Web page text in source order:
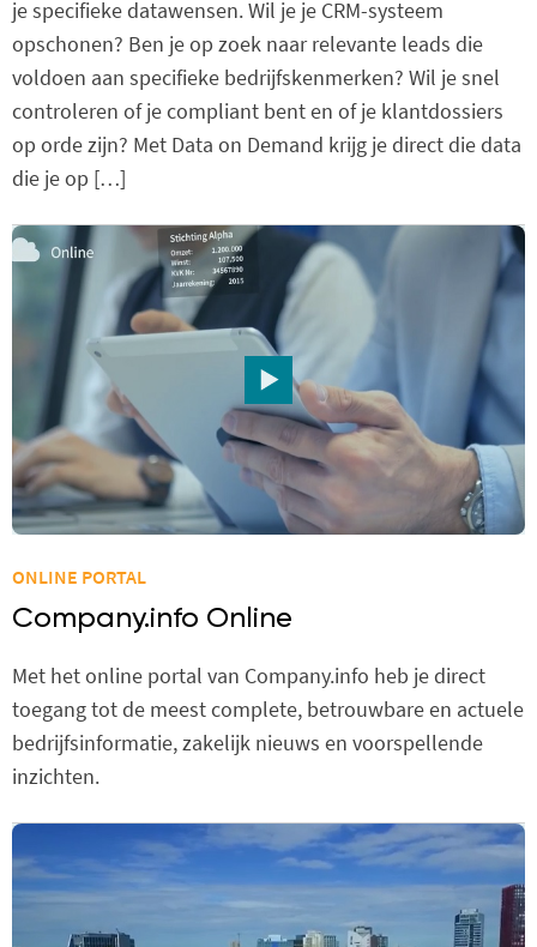
je specifieke datawensen. Wil je je CRM-systeem
opschonen? Ben je op zoek naar relevante leads die
voldoen aan specifieke bedrijfskenmerken? Wil je snel
controleren of je compliant bent en of je klantdossiers
op orde zijn? Met Data on Demand krijg je direct die data
die je op […]
ONLINE PORTAL
Company.info Online
Met het online portal van Company.info heb je direct
toegang tot de meest complete, betrouwbare en actuele
bedrijfsinformatie, zakelijk nieuws en voorspellende
inzichten.